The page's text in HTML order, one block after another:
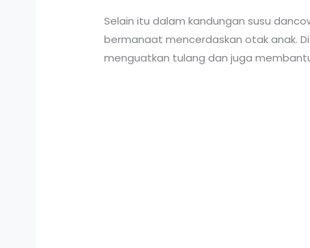
Selain itu dalam kandungan susu
bermanaat mencerdaskan otak anak.
menguatkan tulang dan juga